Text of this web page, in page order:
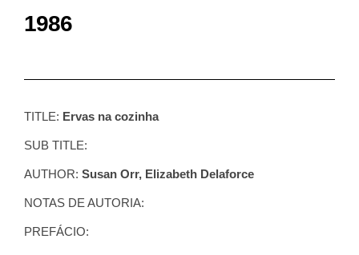
1986
TITLE: Ervas na cozinha
SUB TITLE:
AUTHOR: Susan Orr, Elizabeth Delaforce
NOTAS DE AUTORIA:
PREFÁCIO: